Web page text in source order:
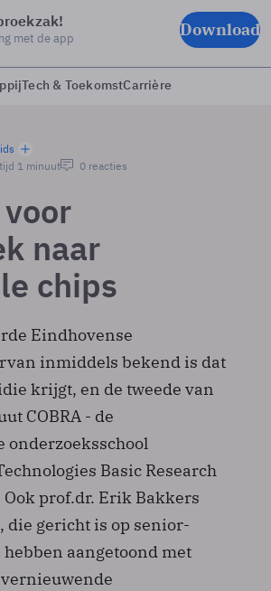
met de app Download
Tech & ToekomstCarrière
1 minuut 0 reacties
naar
chips
Eindhovense
inmiddels bekend is dat
krijgt, en de tweede van
COBRA - de
Basic Research
prof.dr. Erik Bakkers
die gericht is op senior-
aangetoond met